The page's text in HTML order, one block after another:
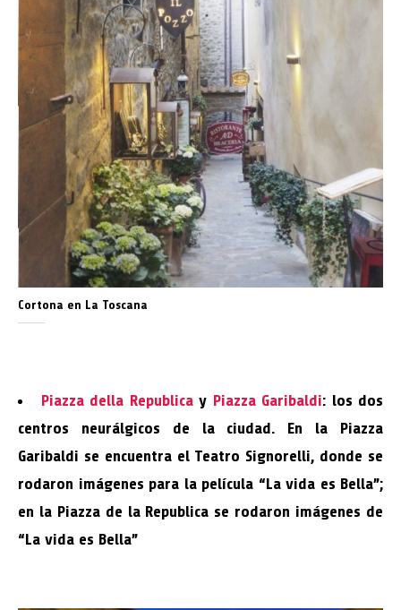
Cortona en La Toscana
Piazza della Republicay Piazza Garibaldi: los dos
centros neurálgicos de la ciudad. En la Piazza
Garibaldi se encuentra el Teatro Signorelli, donde se
rodaron imágenes para la película “La vida es Bella”;
en la Piazza de la Republica se rodaron imágenes de
“La vida es Bella”